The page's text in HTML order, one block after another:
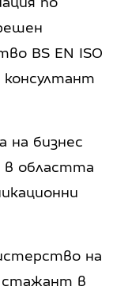
BS EN ISO
консултант
на бизнес
областта
на
стажант в